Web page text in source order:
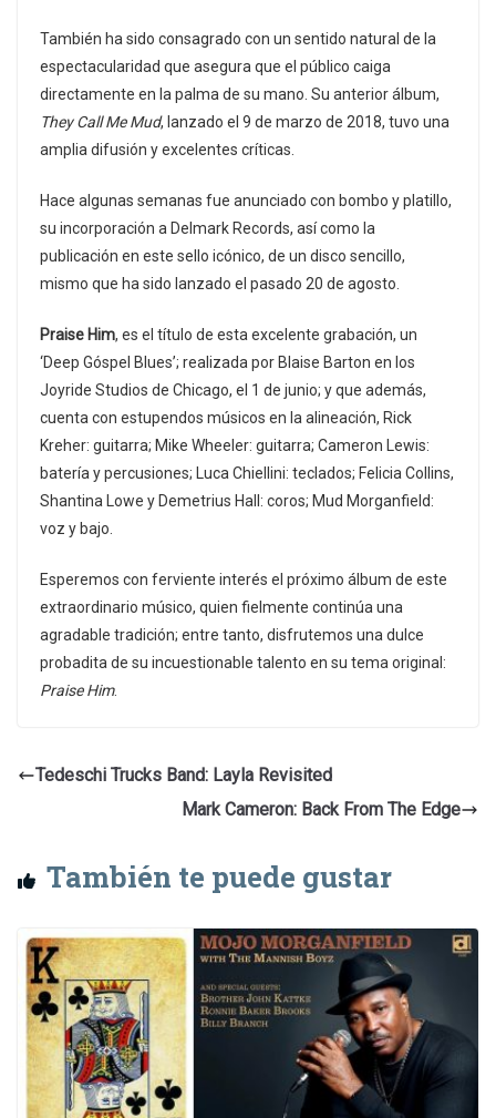
También ha sido consagrado con un sentido natural de la
espectacularidad que asegura que el público caiga
directamente en la palma de su mano. Su anterior álbum,
They Call Me Mud, lanzado el 9 de marzo de 2018, tuvo una
amplia difusión y excelentes críticas.
Hace algunas semanas fue anunciado con bombo y platillo,
su incorporación a Delmark Records, así como la
publicación en este sello icónico, de un disco sencillo,
mismo que ha sido lanzado el pasado 20 de agosto.
Praise Him, es el título de esta excelente grabación, un
‘Deep Góspel Blues’; realizada por Blaise Barton en los
Joyride Studios de Chicago, el 1 de junio; y que además,
cuenta con estupendos músicos en la alineación, Rick
Kreher: guitarra; Mike Wheeler: guitarra; Cameron Lewis:
batería y percusiones; Luca Chiellini: teclados; Felicia Collins,
Shantina Lowe y Demetrius Hall: coros; Mud Morganfield:
voz y bajo.
Esperemos con ferviente interés el próximo álbum de este
extraordinario músico, quien fielmente continúa una
agradable tradición; entre tanto, disfrutemos una dulce
probadita de su incuestionable talento en su tema original:
Praise Him.
Tedeschi Trucks Band: Layla Revisited
Mark Cameron: Back From The Edge
También te puede gustar